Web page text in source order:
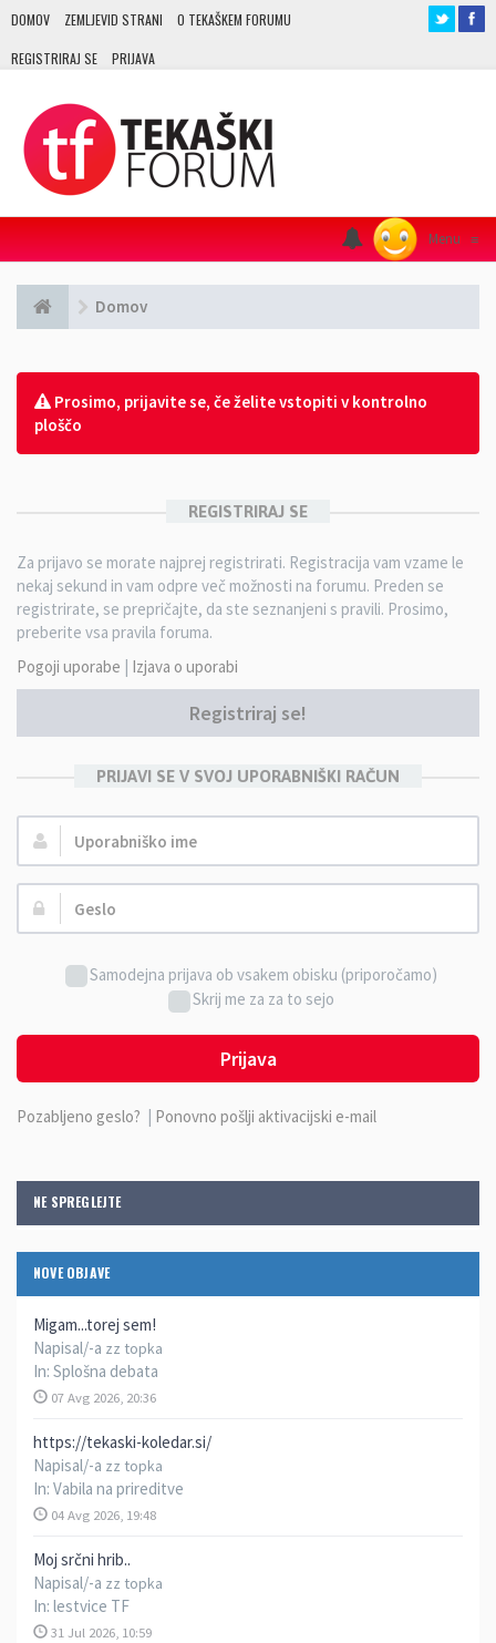
DOMOV ZEMLJEVID STRANI O TEKAŠKEM FORUMU
REGISTRIRAJ SE PRIJAVA
Menu ≡
Domov
NE SPREGLEJTE
NOVE OBJAVE
Migam...torej sem!
Napisal/-a zz topka
In: Splošna debata
07 Avg 2026, 20:36
https://tekaski-koledar.si/
Napisal/-a zz topka
In: Vabila na prireditve
04 Avg 2026, 19:48
Moj srčni hrib..
Napisal/-a zz topka
In: lestvice TF
31 Jul 2026, 10:59
Prosimo, prijavite se, če želite vstopiti v kontrolno
ploščo
REGISTRIRAJ SE
Za prijavo se morate najprej registrirati. Registracija vam vzame le
nekaj sekund in vam odpre več možnosti na forumu. Preden se
registrirate, se prepričajte, da ste seznanjeni s pravili. Prosimo,
preberite vsa pravila foruma.
Pogoji uporabe | Izjava o uporabi
Registriraj se!
PRIJAVI SE V SVOJ UPORABNIŠKI RAČUN
Uporabniško
ime:
Geslo:
Samodejna prijava ob vsakem obisku (priporočamo)
Skrij me za za to sejo
Prijava
Pozabljeno geslo? | Ponovno pošlji aktivacijski e-mail